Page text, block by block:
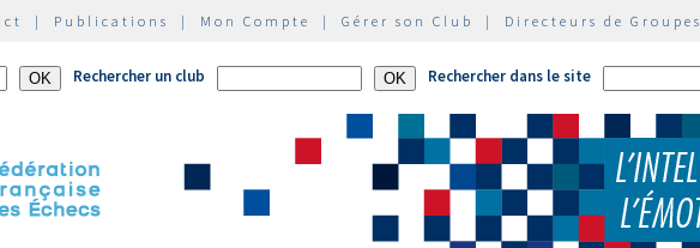
| Publications | Mon Compte | Gérer son Club | Directeurs de Groupes
Rechercher un club Rechercher dans le site